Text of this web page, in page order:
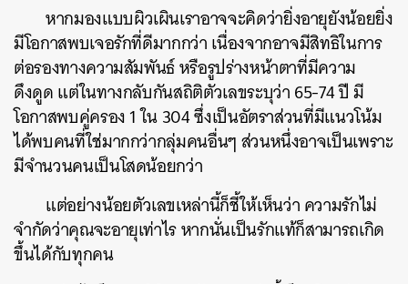
หากมองแบบผิวเผินเราอาจจะคิดว่ายิ่งอายุยังน้อยยิ่ง
มีโอกาสพบเจอรักที่ดีมากกว่า เนื่องจากอาจมีสิทธิในการ
ต่อรองทางความสัมพันธ์ หรือรูปร่างหน้าตาที่มีความ
ดึงดูด แต่ในทางกลับกันสถิติตัวเลขระบุว่า 65-74 ปี มี
โอกาสพบคู่ครอง 1 ใน 304 ซึ่งเป็นอัตราส่วนที่มีแนวโน้ม
ได้พบคนที่ใช่มากกว่ากลุ่มคนอื่นๆ ส่วนหนึ่งอาจเป็นเพราะ
มีจำนวนคนเป็นโสดน้อยกว่า
แต่อย่างน้อยตัวเลขเหล่านี้ก็ชี้ให้เห็นว่า ความรักไม่
จำกัดว่าคุณจะอายุเท่าไร หากนั่นเป็นรักแท้ก็สามารถเกิด
ขึ้นได้กับทุกคน
SHARE TWEET LINE EMAIL